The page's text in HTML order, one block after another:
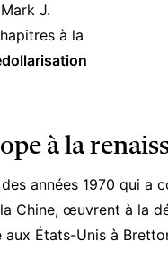
J.
à la
à la
années 1970 qui a
Chine, œuvrent à la
États-Unis à